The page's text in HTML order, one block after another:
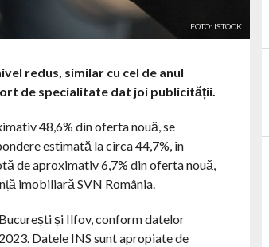
FOTO: ISTOCK
redus, similar cu cel de anul
de specialitate dat joi publicității.
48,6% din oferta nouă, se
estimată la circa 44,7%, în
de aproximativ 6,7% din oferta nouă,
imobiliară SVN România.
și Ilfov, conform datelor
Datele INS sunt apropiate de